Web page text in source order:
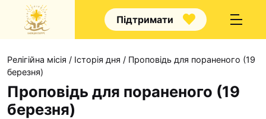
Підтримати
Релігійна місія / Історія дня / Проповідь для пораненого (19
березня)
Проповідь для пораненого (19
березня)